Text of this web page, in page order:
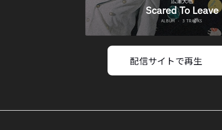
配信サイトで再生